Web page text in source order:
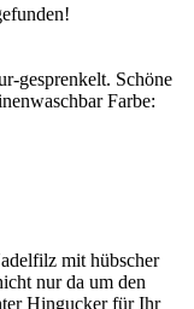
gesprenkelt. Schöne
Farbe:
mit hübscher
nur da um den
Hingucker für Ihr